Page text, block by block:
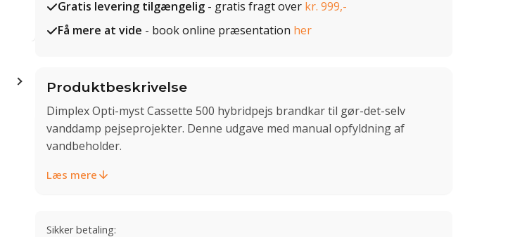
Gratis levering tilgængelig - gratis fragt over kr. 999,-
Få mere at vide - book online præsentation her
Produktbeskrivelse
Dimplex Opti-myst Cassette 500 hybridpejs brandkar til gør-det-selv
vanddamp pejseprojekter. Denne udgave med manual opfyldning af
vandbeholder.
Læs mere
Sikker betaling: